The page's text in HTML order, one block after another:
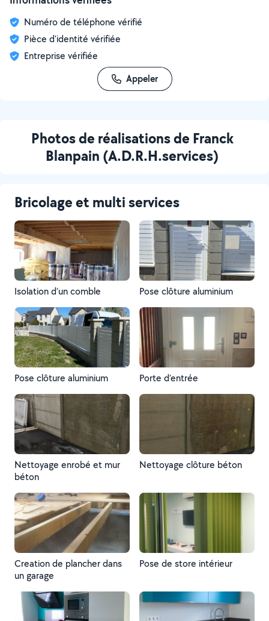
Numéro de téléphone vérifié
Pièce d'identité vérifiée
Entreprise vérifiée
Appeler
Photos de réalisations de Franck
Blanpain (A.D.R.H.services)
Bricolage et multi services
Isolation d’un comble Pose clôture aluminium
Pose clôture aluminium Porte d’entrée
Nettoyage enrobé et mur
béton
Nettoyage clôture béton
Creation de plancher dans
un garage
Pose de store intérieur